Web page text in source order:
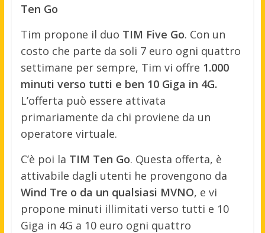
Ten Go
Tim propone il duo TIM Five Go. Con un
costo che parte da soli 7 euro ogni quattro
settimane per sempre, Tim vi offre 1.000
minuti verso tutti e ben 10 Giga in 4G.
L’offerta può essere attivata
primariamente da chi proviene da un
operatore virtuale.
C’è poi la TIM Ten Go. Questa offerta, è
attivabile dagli utenti he provengono da
Wind Tre o da un qualsiasi MVNO, e vi
propone minuti illimitati verso tutti e 10
Giga in 4G a 10 euro ogni quattro